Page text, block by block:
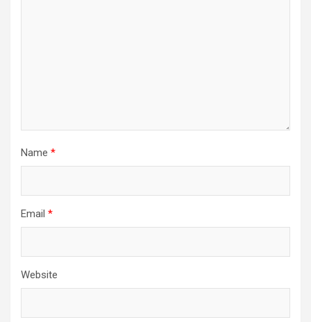
Name *
Email *
Website